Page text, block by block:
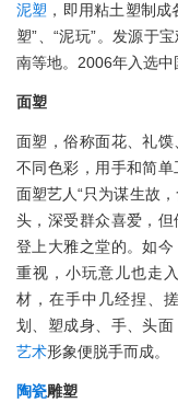
泥塑 ，即用粘土塑制
塑”、“泥玩”。发源于
南等地。2006年入选中
面塑
面塑，俗称面花、礼
不同色彩，用手和简
面塑艺人“只为谋生故
头，深受群众喜爱，
登上大雅之堂的。如今
重视，小玩意儿也走
材，在手中几经捏、
划、塑成身、手、头
艺术形象便脱手而成。
陶瓷雕塑